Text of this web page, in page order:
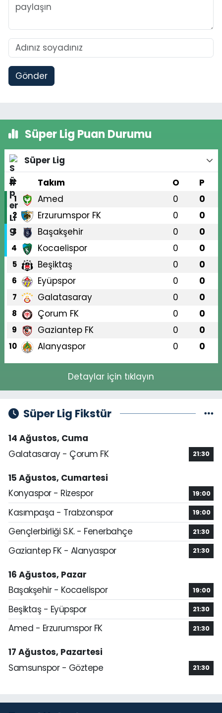
Gönder
Süper Lig Puan Durumu
Süper Lig
#
Takım O P
1 Amed 0 0
2 Erzurumspor FK 0 0
3 Başakşehir 0 0
4 Kocaelispor 0 0
5 Beşiktaş 0 0
6 Eyüpspor 0 0
7 Galatasaray 0 0
8 Çorum FK 0 0
9 Gaziantep FK 0 0
10 Alanyaspor 0 0
Detaylar için tıklayın
Süper Lig Fikstür
14 Ağustos, Cuma
Galatasaray - Çorum FK
21:30
15 Ağustos, Cumartesi
Konyaspor - Rizespor
19:00
Kasımpaşa - Trabzonspor 19:00
Gençlerbirliği S.K. - Fenerbahçe 21:30
Gaziantep FK - Alanyaspor 21:30
16 Ağustos, Pazar
Başakşehir - Kocaelispor
19:00
Beşiktaş - Eyüpspor 21:30
Amed - Erzurumspor FK 21:30
17 Ağustos, Pazartesi
Samsunspor - Göztepe
21:30